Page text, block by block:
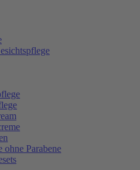
ohne Parabene